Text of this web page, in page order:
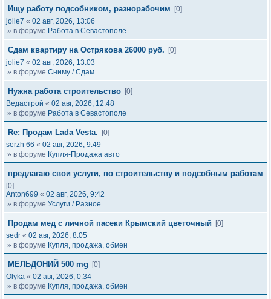
Ищу работу подсобником, разнорабочим
[0]
jolie7 « 02 авг, 2026, 13:06
» в форуме Работа в Севастополе
Сдам квартиру на Острякова 26000 руб.
[0]
jolie7 « 02 авг, 2026, 13:03
» в форуме Сниму / Сдам
Нужна работа строительство [0]
Ведастрой « 02 авг, 2026, 12:48
» в форуме Работа в Севастополе
Re: Продам Lada Vesta.
[0]
serzh 66 « 02 авг, 2026, 9:49
» в форуме Купля-Продажа авто
предлагаю свои услуги, по строительству и подсобным работам
[0]
Anton699 « 02 авг, 2026, 9:42
» в форуме Услуги / Разное
Продам мед с личной пасеки Крымский цветочный
[0]
sedr « 02 авг, 2026, 8:05
» в форуме Купля, продажа, обмен
МЕЛЬДОНИЙ 500 mg
[0]
Olyka « 02 авг, 2026, 0:34
» в форуме Купля, продажа, обмен